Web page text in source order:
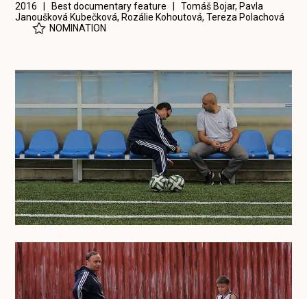
2016 | Best documentary feature |Tomáš Bojar, Pavla
Janoušková Kubečková, Rozálie Kohoutová,Tereza Polachová
NOMINATION